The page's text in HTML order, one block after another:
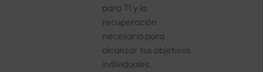
para TI y la
recuperación
necesaria para
alcanzar tus objetivos
individuales.